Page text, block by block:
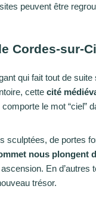
peuvent être
Cordes-sur-
qui fait tout de
cette cité
le mot “ciel”
sculptées, de portes
nous plongent
En
trésor.